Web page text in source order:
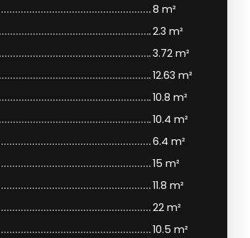
8 m²
2.3 m²
3.72 m²
12.63 m²
10.8 m²
10.4 m²
6.4 m²
15 m²
11.8 m²
22 m²
10.5 m²